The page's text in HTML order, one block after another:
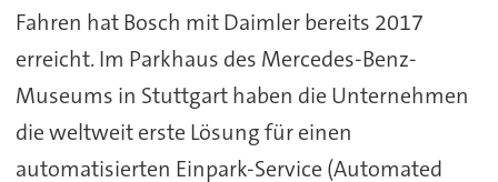
Fahren hat Bosch mit Daimler bereits 2017
erreicht. Im Parkhaus des Mercedes-Benz-
Museums in Stuttgart haben die Unternehmen
die weltweit erste Lösung für einen
automatisierten Einpark-Service (Automated